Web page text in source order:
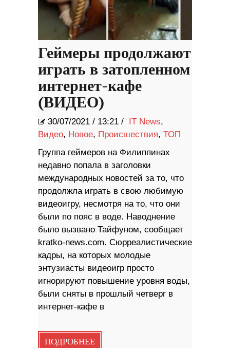
Геймеры продолжают
играть в затопленном
интернет-кафе
(ВИДЕО)
30/07/2021 / 13:21 / IT News,
Видео, Новое, Происшествия, ТОП
Группа геймеров на Филиппинах
недавно попала в заголовки
международных новостей за то, что
продолжла играть в свою любимую
видеоигру, несмотря на то, что они
были по пояс в воде. Наводнение
было вызвано Тайфуном, сообщает
kratko-news.com. Сюрреалистические
кадры, на которых молодые
энтузиасты видеоигр просто
игнорируют повышение уровня воды,
были сняты в прошлый четверг в
интернет-кафе в
ПОДРОБНЕЕ